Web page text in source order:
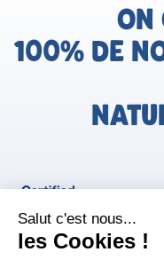
ON
100% DE